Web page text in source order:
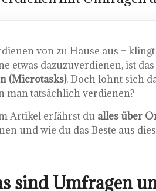
von zu Hause aus –
etwas dazuzuverdienen, ist das
(Microtasks). Doch lohnt sich
man tatsächlich verdienen?
Artikel erfährst du alles über
und wie du das Beste aus
sind Umfragen